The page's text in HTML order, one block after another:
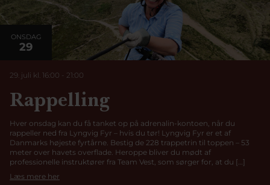
ONSDAG
29
29. juli kl. 16:00 - 21:00
Rappelling
Hver onsdag kan du få tanket op på adrenalin-kontoen, når du
rappeller ned fra Lyngvig Fyr – hvis du tør! Lyngvig Fyr er et af
Danmarks højeste fyrtårne. Bestig de 228 trappetrin til toppen – 53
meter over havets overflade. Heroppe bliver du mødt af
professionelle instruktører fra Team Vest, som sørger for, at du […]
Læs mere her